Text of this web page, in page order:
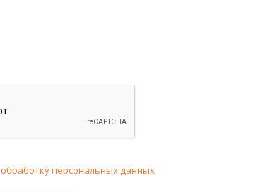
обработку персональных данных